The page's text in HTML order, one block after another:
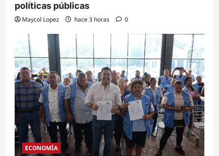
políticas públicas
Maycol Lopez hace 3 horas 0
ECONOMÍA